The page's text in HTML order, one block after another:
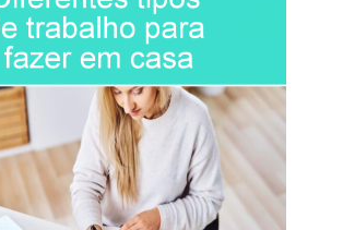
horários fixos para trabalhar:
que sejam poucas horas, a
gera resultados.
tarefas domésticas quando
o apoio da família é essencial para